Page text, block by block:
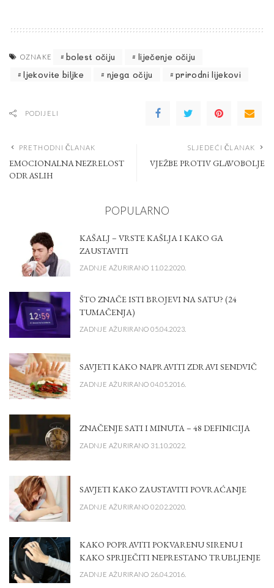
OZNAKE bolest očiju
liječenje očiju
ljekovite biljke
njega očiju prirodni lijekovi
PODIJELI
PRETHODNI ČLANAK
EMOCIONALNA NEZRELOST
ODRASLIH
SLJEDEĆI ČLANAK
VJEŽBE PROTIV GLAVOBOLJE
POPULARNO
KAŠALJ – VRSTE KAŠLJA I KAKO GA
ZAUSTAVITI
ZADNJE AŽURIRANO 11.02.2020.
ŠTO ZNAČE ISTI BROJEVI NA SATU? (24
TUMAČENJA)
ZADNJE AŽURIRANO 05.04.2023.
SAVJETI KAKO NAPRAVITI ZDRAVI SENDVIČ
ZADNJE AŽURIRANO 04.05.2016.
ZNAČENJE SATI I MINUTA – 48 DEFINICIJA
ZADNJE AŽURIRANO 31.10.2022.
SAVJETI KAKO ZAUSTAVITI POVRAĆANJE
ZADNJE AŽURIRANO 02.02.2020.
KAKO POPRAVITI POKVARENU SIRENU I
KAKO SPRIJEČITI NEPRESTANO TRUBLJENJE
ZADNJE AŽURIRANO 26.04.2016.